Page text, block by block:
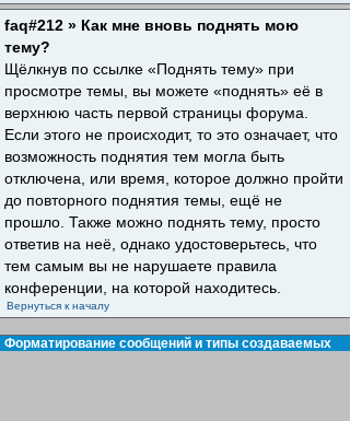
faq#212 » Как мне вновь поднять мою
тему?
Щёлкнув по ссылке «Поднять тему» при
просмотре темы, вы можете «поднять» её в
верхнюю часть первой страницы форума.
Если этого не происходит, то это означает, что
возможность поднятия тем могла быть
отключена, или время, которое должно пройти
до повторного поднятия темы, ещё не
прошло. Также можно поднять тему, просто
ответив на неё, однако удостоверьтесь, что
тем самым вы не нарушаете правила
конференции, на которой находитесь.
Вернуться к началу
Форматирование сообщений и типы создаваемых